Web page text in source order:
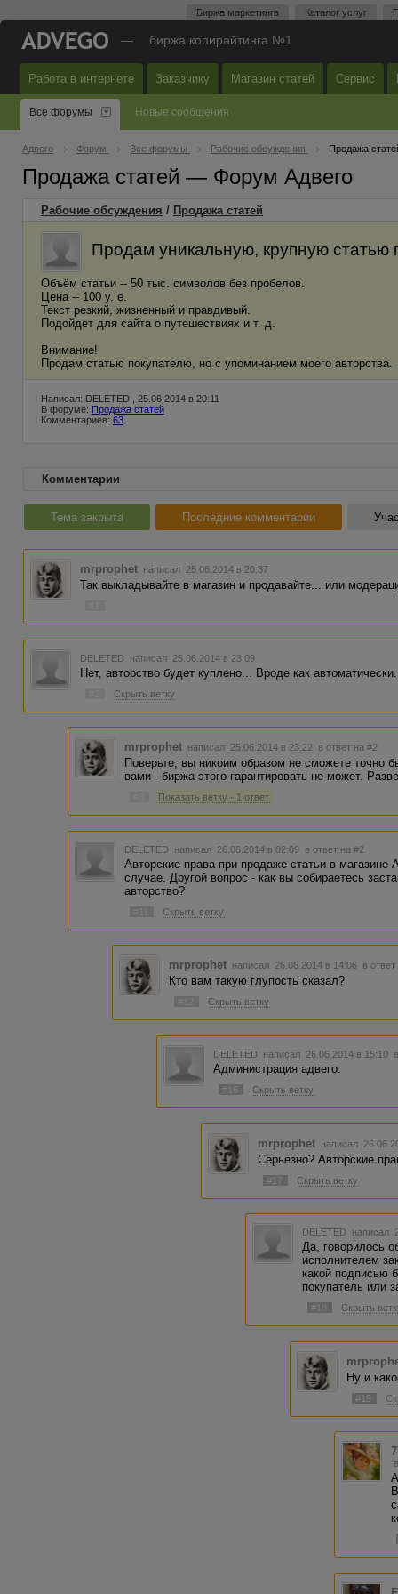
Биржа маркетинга Каталог услуг
— биржа копирайтинга №1
Работа в интернете Заказчику Магазин статей Сервис
Все форумы Новые сообщения
Адвего Форум Все форумы Рабочие обсуждения Продажа
Продажа статей — Форум Адвего
Рабочие обсуждения / Продажа статей
Продам уникальную, крупную
Объём статьи -- 50 тыс. символов без пробелов.
Цена -- 100 у. е.
Текст резкий, жизненный и правдивый.
Подойдет для сайта о путешествиях и т. д.
Внимание!
Продам статью покупателю, но с упоминанием моего авторства.
Написал: DELETED , 25.06.2014 в 20:11
В форуме: Продажа статей
Комментариев: 63
Комментарии
Тема закрыта Последние комментарии
mrprophet написал 25.06.2014 в 20:37
Так выкладывайте в магазин и продавайте... или
DELETED написал 25.06.2014 в 23:09
Нет, авторство будет куплено... Вроде как
Скрыть ветку
mrprophet написал 25.06.2014 в 23:22 в ответ на #2
Поверьте, вы никоим образом не сможете точно
вами - биржа этого гарантировать не может.
Показать ветку - 1 ответ
DELETED написал 26.06.2014 в 02:09 в ответ на #2
Авторские права при продаже статьи в
случае. Другой вопрос - как вы собираетесь
авторство?
Скрыть ветку
mrprophet написал 26.06.2014 в 14:06 в
Кто вам такую глупость сказал?
Скрыть ветку
DELETED написал 26.06.2014 в 15:10
Администрация адвего.
#16 Скрыть ветку
mrprophet написал
Серьезно? Авторские
#17 Скрыть ветку
DELETED написал
Да, говорилось
исполнителем
какой подписью
покупатель или
#18 Скрыть
Ну и
#19